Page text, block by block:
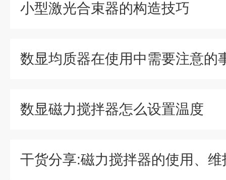
小型激光合束器的构造技巧
数显均质器在使用中需要注意的
数显磁力搅拌器怎么设置温度